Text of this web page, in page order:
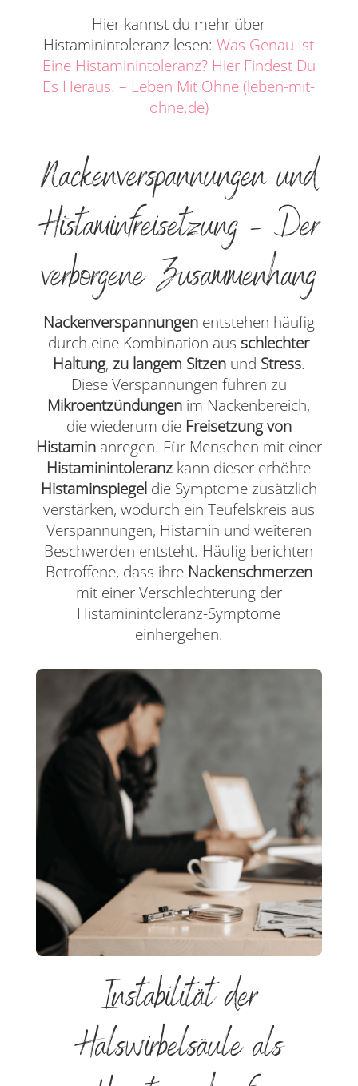
Hier kannst du mehr über
Histaminintoleranz lesen:Was Genau Ist
Eine Histaminintoleranz? Hier Findest Du
Es Heraus. – Leben Mit Ohne (leben-mit-
ohne.de)
Nackenverspannungen und
Histaminfreisetzung – Der
verborgene Zusammenhang
Nackenverspannungenentstehen häufig
durch eine Kombination ausschlechter
Haltung, zu langem Sitzenund Stress.
Diese Verspannungen führen zu
Mikroentzündungen im Nackenbereich,
die wiederum die Freisetzung von
Histaminanregen. Für Menschen mit einer
Histaminintoleranz kann dieser erhöhte
Histaminspiegel die Symptome zusätzlich
verstärken, wodurch ein Teufelskreis aus
Verspannungen, Histamin und weiteren
Beschwerden entsteht. Häufig berichten
Betroffene, dass ihre Nackenschmerzen
mit einer Verschlechterung der
Histaminintoleranz-Symptome
einhergehen.
Instabilität der
Halswirbelsäule als